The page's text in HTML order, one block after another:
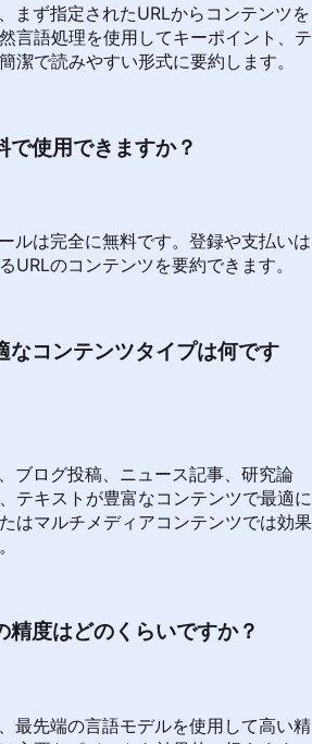
まず指定されたURLからコンテンツを
言語処理を使用してキーポイント、テ
潔で読みやすい形式に要約します。
で使用できますか？
ルは完全に無料です。登録や支払いは
URLのコンテンツを要約できます。
なコンテンツタイプは何です
ブログ投稿、ニュース記事、研究論
テキストが豊富なコンテンツで最適に
はマルチメディアコンテンツでは効果
度はどのくらいですか？
最先端の言語モデルを使用して高い精